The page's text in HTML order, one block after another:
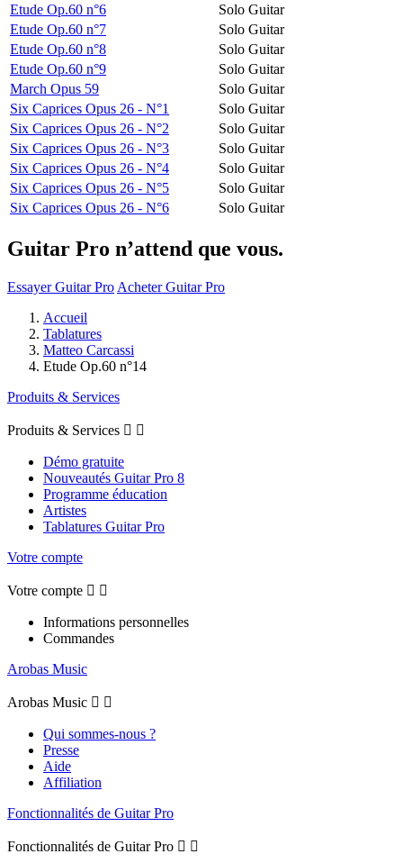
Etude Op.60 n°6
Solo Guitar
Etude Op.60 n°7
Solo Guitar
Etude Op.60 n°8
Solo Guitar
Etude Op.60 n°9
Solo Guitar
March Opus 59
Solo Guitar
Six Caprices Opus 26 - N°1
Solo Guitar
Six Caprices Opus 26 - N°2
Solo Guitar
Six Caprices Opus 26 - N°3
Solo Guitar
Six Caprices Opus 26 - N°4
Solo Guitar
Six Caprices Opus 26 - N°5
Solo Guitar
Six Caprices Opus 26 - N°6
Solo Guitar
Guitar Pro n’attend que vous.
Essayer Guitar Pro Acheter Guitar Pro
Accueil
Tablatures
Matteo Carcassi
Etude Op.60 n°14
Produits & Services
Produits & Services  
Démo gratuite
Nouveautés Guitar Pro 8
Programme éducation
Artistes
Tablatures Guitar Pro
Votre compte
Votre compte  
Informations personnelles
Commandes
Arobas Music
Arobas Music  
Qui sommes-nous ?
Presse
Aide
Affiliation
Fonctionnalités de Guitar Pro
Fonctionnalités de Guitar Pro  